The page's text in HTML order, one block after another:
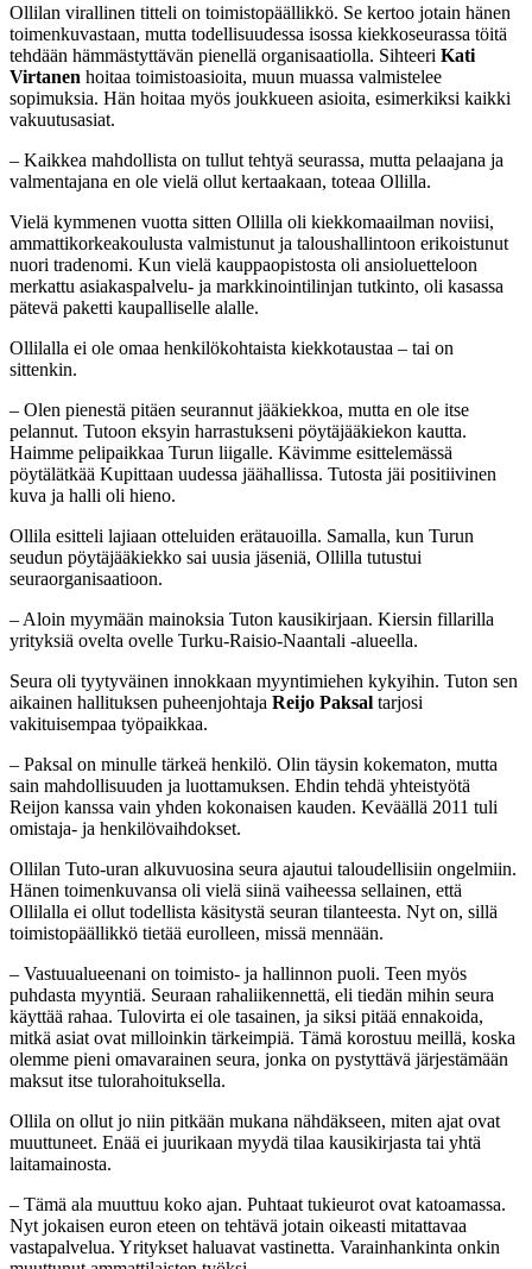
Ollilan virallinen titteli on toimistopäällikkö. Se kertoo jotain hänen
toimenkuvastaan, mutta todellisuudessa isossa kiekkoseurassa töitä
tehdään hämmästyttävän pienellä organisaatiolla. Sihteeri Kati
Virtanen hoitaa toimistoasioita, muun muassa valmistelee
sopimuksia. Hän hoitaa myös joukkueen asioita, esimerkiksi kaikki
vakuutusasiat.
– Kaikkea mahdollista on tullut tehtyä seurassa, mutta pelaajana ja
valmentajana en ole vielä ollut kertaakaan, toteaa Ollilla.
Vielä kymmenen vuotta sitten Ollilla oli kiekkomaailman noviisi,
ammattikorkeakoulusta valmistunut ja taloushallintoon erikoistunut
nuori tradenomi. Kun vielä kauppaopistosta oli ansioluetteloon
merkattu asiakaspalvelu- ja markkinointilinjan tutkinto, oli kasassa
pätevä paketti kaupalliselle alalle.
Ollilalla ei ole omaa henkilökohtaista kiekkotaustaa – tai on
sittenkin.
– Olen pienestä pitäen seurannut jääkiekkoa, mutta en ole itse
pelannut. Tutoon eksyin harrastukseni pöytäjääkiekon kautta.
Haimme pelipaikkaa Turun liigalle. Kävimme esittelemässä
pöytälätkää Kupittaan uudessa jäähallissa. Tutosta jäi positiivinen
kuva ja halli oli hieno.
Ollila esitteli lajiaan otteluiden erätauoilla. Samalla, kun Turun
seudun pöytäjääkiekko sai uusia jäseniä, Ollilla tutustui
seuraorganisaatioon.
– Aloin myymään mainoksia Tuton kausikirjaan. Kiersin fillarilla
yrityksiä ovelta ovelle Turku-Raisio-Naantali -alueella.
Seura oli tyytyväinen innokkaan myyntimiehen kykyihin. Tuton sen
aikainen hallituksen puheenjohtaja Reijo Paksal tarjosi
vakituisempaa työpaikkaa.
– Paksal on minulle tärkeä henkilö. Olin täysin kokematon, mutta
sain mahdollisuuden ja luottamuksen. Ehdin tehdä yhteistyötä
Reijon kanssa vain yhden kokonaisen kauden. Keväällä 2011 tuli
omistaja- ja henkilövaihdokset.
Ollilan Tuto-uran alkuvuosina seura ajautui taloudellisiin ongelmiin.
Hänen toimenkuvansa oli vielä siinä vaiheessa sellainen, että
Ollilalla ei ollut todellista käsitystä seuran tilanteesta. Nyt on, sillä
toimistopäällikkö tietää eurolleen, missä mennään.
– Vastuualueenani on toimisto- ja hallinnon puoli. Teen myös
puhdasta myyntiä. Seuraan rahaliikennettä, eli tiedän mihin seura
käyttää rahaa. Tulovirta ei ole tasainen, ja siksi pitää ennakoida,
mitkä asiat ovat milloinkin tärkeimpiä. Tämä korostuu meillä, koska
olemme pieni omavarainen seura, jonka on pystyttävä järjestämään
maksut itse tulorahoituksella.
Ollila on ollut jo niin pitkään mukana nähdäkseen, miten ajat ovat
muuttuneet. Enää ei juurikaan myydä tilaa kausikirjasta tai yhtä
laitamainosta.
– Tämä ala muuttuu koko ajan. Puhtaat tukieurot ovat katoamassa.
Nyt jokaisen euron eteen on tehtävä jotain oikeasti mitattavaa
vastapalvelua. Yritykset haluavat vastinetta. Varainhankinta onkin